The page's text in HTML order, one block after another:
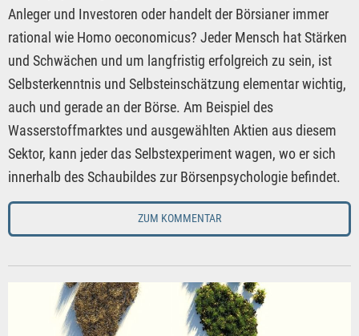
Anleger und Investoren oder handelt der Börsianer immer
rational wie Homo oeconomicus? Jeder Mensch hat Stärken
und Schwächen und um langfristig erfolgreich zu sein, ist
Selbsterkenntnis und Selbsteinschätzung elementar wichtig,
auch und gerade an der Börse. Am Beispiel des
Wasserstoffmarktes und ausgewählten Aktien aus diesem
Sektor, kann jeder das Selbstexperiment wagen, wo er sich
innerhalb des Schaubildes zur Börsenpsychologie befindet.
ZUM KOMMENTAR